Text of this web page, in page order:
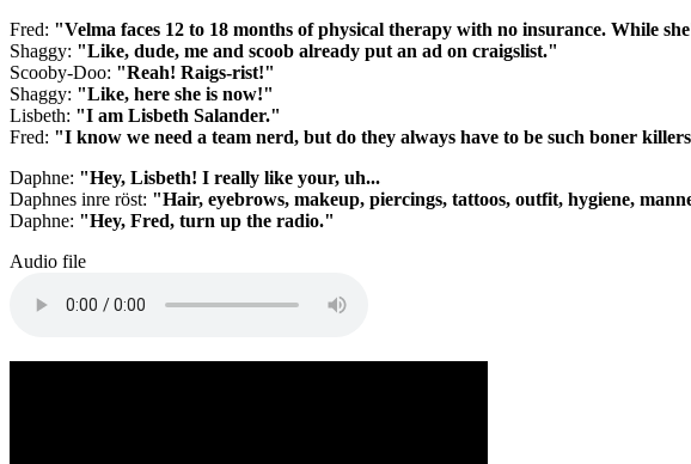
Fred: "Velma faces 12 to 18 months of physical therapy with no insurance. While
Shaggy: "Like, dude, me and scoob already put an ad on craigslist."
Scooby-Doo: "Reah! Raigs-rist!"
Shaggy: "Like, here she is now!"
Lisbeth: "I am Lisbeth Salander."
Fred: "I know we need a team nerd, but do they always have to be such boner
Daphne: "Hey, Lisbeth! I really like your, uh...
Daphnes inre röst: "Hair, eyebrows, makeup, piercings, tattoos, outfit, hygiene,
Daphne: "Hey, Fred, turn up the radio."
Audio file